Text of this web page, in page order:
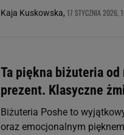
Kaja Kuskowska, 17 STYCZNIA 2026,
Ta piękna biżuteria
prezent. Klasyczne
Biżuteria Poshe to
oraz emocjonalnym